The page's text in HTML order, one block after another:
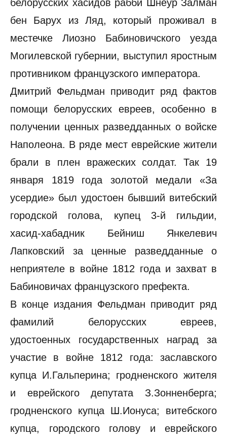
белорусских хасидов рабби Шнеур Залман
бен Барух из Ляд, который проживал в
местечке Лиозно Бабиновичского уезда
Могилевской губернии, выступил яростным
противником французского императора.
Дмитрий Фельдман приводит ряд фактов
помощи белорусских евреев, особенно в
получении ценных разведданных о войске
Наполеона. В ряде мест еврейские жители
брали в плен вражеских солдат. Так 19
января 1819 года золотой медали «За
усердие» был удостоен бывший витебский
городской голова, купец 3-й гильдии,
хасид-хабадник Бейниш Янкелевич
Лапковский за ценные разведданные о
неприятеле в войне 1812 года и захват в
Бабиновичах французского префекта.
В конце издания Фельдман приводит ряд
фамилий белорусских евреев,
удостоенных государственных наград за
участие в войне 1812 года: заславского
купца И.Гальперина; гродненского жителя
и еврейского депутата З.Зонненберга;
гродненского купца Ш.Ионуса; витебского
купца, городского голову и еврейского